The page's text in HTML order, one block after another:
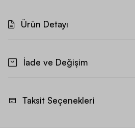
Ürün Detayı
İade ve Değişim
Taksit Seçenekleri